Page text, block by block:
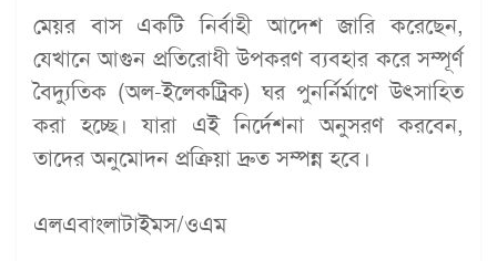
মেয়র বাস একটি নির্বাহী আদেশ জারি করেছেন,
যেখানে আগুন প্রতিরোধী উপকরণ ব্যবহার করে সম্পূর্ণ
বৈদ্যুতিক (অল-ইলেকট্রিক) ঘর পুনর্নির্মাণে উৎসাহিত
করা হচ্ছে। যারা এই নির্দেশনা অনুসরণ করবেন,
তাদের অনুমোদন প্রক্রিয়া দ্রুত সম্পন্ন হবে।
এলএবাংলাটাইমস/ওএম